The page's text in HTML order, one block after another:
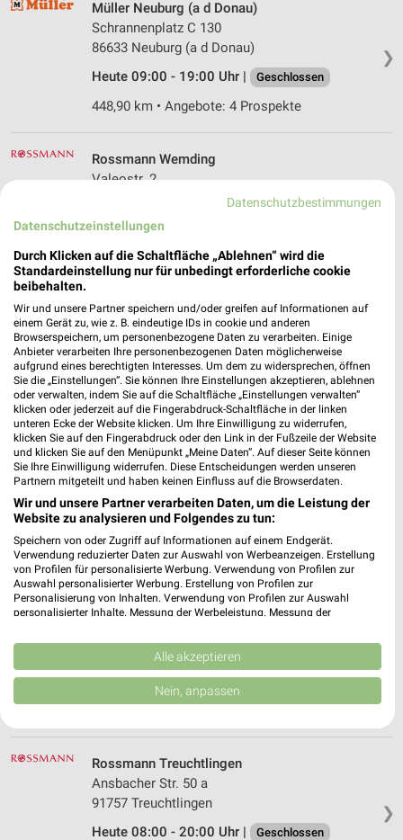
❯
Müller Neuburg (a d Donau)
Schrannenplatz C 130
86633 Neuburg (a d Donau)
Heute 09:00 - 19:00 Uhr |
Geschlossen
448,90 km • Angebote: 4 Prospekte
Rossmann Wemding
Valeostr. 2
Heute 08:00 - 20:00 Uhr |
447,77 km • Angebote: 3 Prospekte
Rossmann Neuburg a.d. Donau
Nördliche Grünauer Str. 1
86633 Neuburg a.d. Donau
Heute 08:00 - 20:00 Uhr | Geschlossen
448,08 km • Angebote: 3 Prospekte
Rossmann Höchstädt
Donauwörther Str. 8
89420 Höchstädt
Heute 08:00 - 20:00 Uhr |
478,03 km • Angebote: 3 Prospekte
dm Langweid a.Lech
86462 Langweid a.Lech
Heute 08:00 - 20:00 Uhr | Geschlossen
❯
Rossmann Treuchtlingen
Ansbacher Str. 50 a
91757 Treuchtlingen
Heute 08:00 - 20:00 Uhr |
Geschlossen
Datenschutzbestimmungen
Datenschutzeinstellungen
Durch Klicken auf die Schaltfläche „Ablehnen“ wird die
Standardeinstellung nur für unbedingt erforderliche cookie
beibehalten.
Wir und unsere Partner speichern und/oder greifen auf Informationen auf
einem Gerät zu, wie z. B. eindeutige IDs in cookie und anderen
Browserspeichern, um personenbezogene Daten zu verarbeiten. Einige
Anbieter verarbeiten Ihre personenbezogenen Daten möglicherweise
aufgrund eines berechtigten Interesses. Um dem zu widersprechen, öffnen
Sie die „Einstellungen“. Sie können Ihre Einstellungen akzeptieren, ablehnen
oder verwalten, indem Sie auf die Schaltfläche „Einstellungen verwalten“
klicken oder jederzeit auf die Fingerabdruck-Schaltfläche in der linken
unteren Ecke der Website klicken. Um Ihre Einwilligung zu widerrufen,
klicken Sie auf den Fingerabdruck oder den Link in der Fußzeile der Website
und klicken Sie auf den Menüpunkt „Meine Daten“. Auf dieser Seite können
Sie Ihre Einwilligung widerrufen. Diese Entscheidungen werden unseren
Partnern mitgeteilt und haben keinen Einfluss auf die Browserdaten.
Wir und unsere Partner verarbeiten Daten, um die Leistung der
Website zu analysieren und Folgendes zu tun:
Speichern von oder Zugriff auf Informationen auf einem Endgerät.
Verwendung reduzierter Daten zur Auswahl von Werbeanzeigen. Erstellung
von Profilen für personalisierte Werbung. Verwendung von Profilen zur
Auswahl personalisierter Werbung. Erstellung von Profilen zur
Personalisierung von Inhalten. Verwendung von Profilen zur Auswahl
personalisierter Inhalte. Messung der Werbeleistung. Messung der
Kombinationen von Daten aus verschiedenen Quellen. Entwicklung und
Verbesserung der Angebote. Verwendung reduzierter Daten zur Auswahl
von Inhalten.
Daten können außerhalb der Europäischen Union weitergegeben und in die
USA gesendet werden.
Website/App.
Partnerliste anzeigen (1 IAB-Anbieter)
Wir nutzen Ihre Daten für folgende Zwecke:
IAB-Verarbeitungszwecke:
Speichern von oder Zugriff auf Informationen
Alle akzeptieren
Nein, anpassen